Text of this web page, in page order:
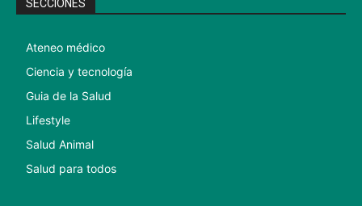
SECCIONES
Ateneo médico
Ciencia y tecnología
Guia de la Salud
Lifestyle
Salud Animal
Salud para todos